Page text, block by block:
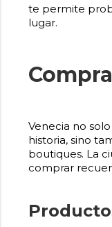
te permite
lugar.
Venecia no
historia, sino
boutiques. La
comprar